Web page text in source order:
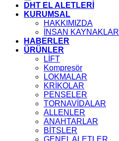
DHT EL ALETLERİ
KURUMSAL
HAKKIMIZDA
İNSAN KAYNAKLARI
HABERLER
ÜRÜNLER
LİFT
Kompresör
LOKMALAR
KRİKOLAR
PENSELER
TORNAVİDALAR
ALLENLER
ANAHTARLAR
BİTSLER
GENEL ALETLER